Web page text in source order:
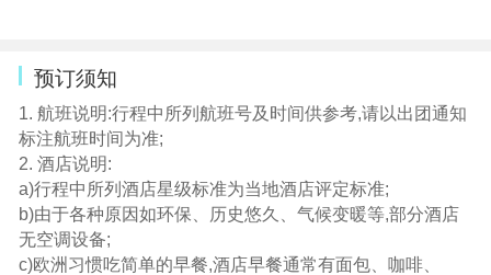
预订须知
1. 航班说明:行程中所列航班号及时间供参考,请以出团通知
标注航班时间为准;
2. 酒店说明:
a)行程中所列酒店星级标准为当地酒店评定标准;
b)由于各种原因如环保、历史悠久、气候变暖等,部分酒店
无空调设备;
c)欧洲习惯吃简单的早餐,酒店早餐通常有面包、咖啡、